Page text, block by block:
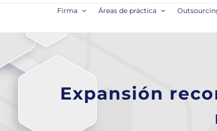
Firma Áreas de práctica
Expansión